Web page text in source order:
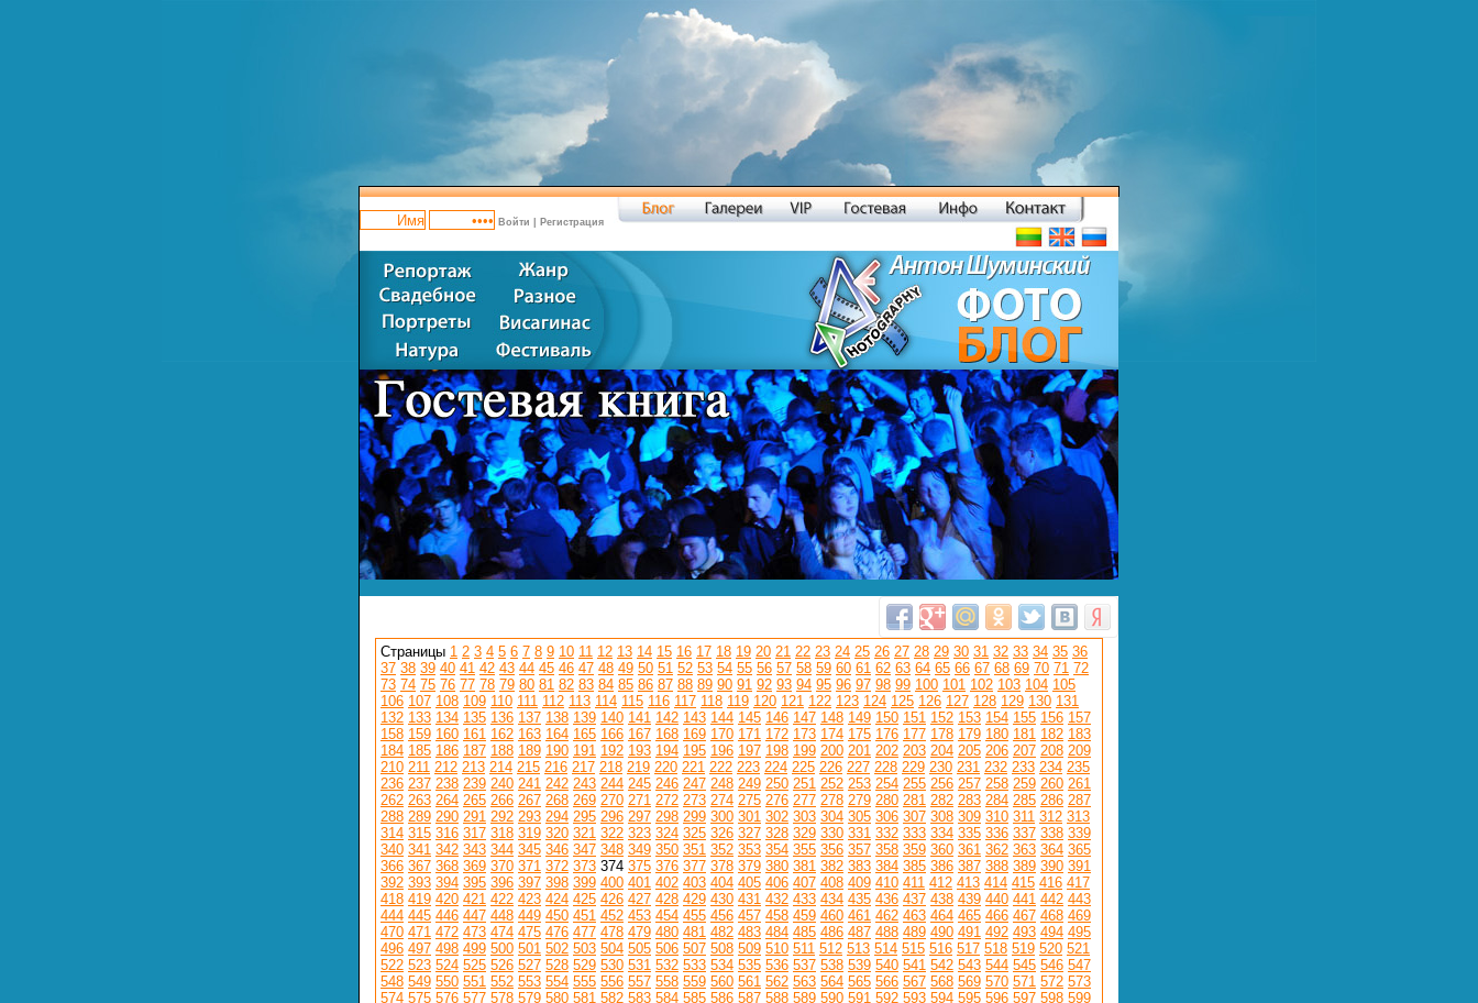
Войти Регистрация
Страницы 1 2 3 4 5 6 7 8 9 10 11 12 13 14 15 16 17 18 19 20 21 22 23 24 25 26 27 28 29 30 31 32 33 34 35 36
37 38 39 40 41 42 43 44 45 46 47 48 49 50 51 52 53 54 55 56 57 58 59 60 61 62 63 64 65 66 67 68 69 70 71 72
73 74 75 76 77 78 79 80 81 82 83 84 85 86 87 88 89 90 91 92 93 94 95 96 97 98 99 100 101 102 103 104 105
106 107 108 109 110 111 112 113 114 115 116 117 118 119 120 121 122 123 124 125 126 127 128 129 130 131
132 133 134 135 136 137 138 139 140 141 142 143 144 145 146 147 148 149 150 151 152 153 154 155 156 157
158 159 160 161 162 163 164 165 166 167 168 169 170 171 172 173 174 175 176 177 178 179 180 181 182 183
184 185 186 187 188 189 190 191 192 193 194 195 196 197 198 199 200 201 202 203 204 205 206 207 208 209
210 211 212 213 214 215 216 217 218 219 220 221 222 223 224 225 226 227 228 229 230 231 232 233 234 235
236 237 238 239 240 241 242 243 244 245 246 247 248 249 250 251 252 253 254 255 256 257 258 259 260 261
262 263 264 265 266 267 268 269 270 271 272 273 274 275 276 277 278 279 280 281 282 283 284 285 286 287
288 289 290 291 292 293 294 295 296 297 298 299 300 301 302 303 304 305 306 307 308 309 310 311 312 313
314 315 316 317 318 319 320 321 322 323 324 325 326 327 328 329 330 331 332 333 334 335 336 337 338 339
340 341 342 343 344 345 346 347 348 349 350 351 352 353 354 355 356 357 358 359 360 361 362 363 364 365
366 367 368 369 370 371 372 373 374 375 376 377 378 379 380 381 382 383 384 385 386 387 388 389 390 391
392 393 394 395 396 397 398 399 400 401 402 403 404 405 406 407 408 409 410 411 412 413 414 415 416 417
418 419 420 421 422 423 424 425 426 427 428 429 430 431 432 433 434 435 436 437 438 439 440 441 442 443
444 445 446 447 448 449 450 451 452 453 454 455 456 457 458 459 460 461 462 463 464 465 466 467 468 469
470 471 472 473 474 475 476 477 478 479 480 481 482 483 484 485 486 487 488 489 490 491 492 493 494 495
496 497 498 499 500 501 502 503 504 505 506 507 508 509 510 511 512 513 514 515 516 517 518 519 520 521
522 523 524 525 526 527 528 529 530 531 532 533 534 535 536 537 538 539 540 541 542 543 544 545 546 547
548 549 550 551 552 553 554 555 556 557 558 559 560 561 562 563 564 565 566 567 568 569 570 571 572 573
574 575 576 577 578 579 580 581 582 583 584 585 586 587 588 589 590 591 592 593 594 595 596 597 598 599